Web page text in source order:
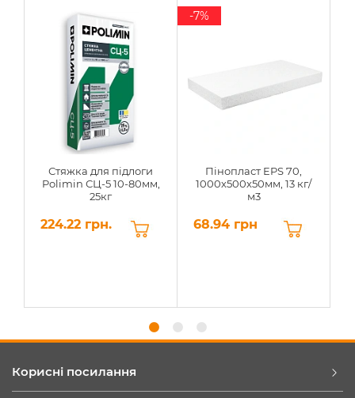
Стяжка для підлоги
Polimin СЦ-5 10-80мм,
25кг
224.22 грн.
Пінопласт EPS 70,
1000х500х50мм, 13 кг/
м3
68.94 грн
-7%
Корисні посилання